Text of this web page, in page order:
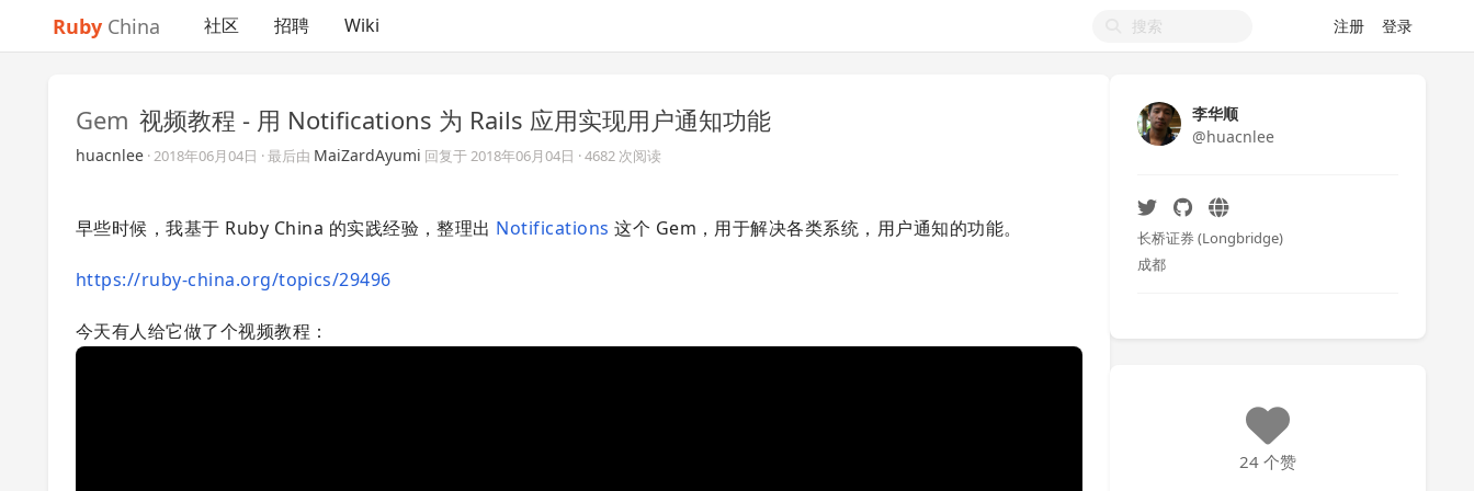
Ruby China 社区 招聘 Wiki 注册 登录
Gem 视频教程 - 用 Notifications 为 Rails 应用实现用户通知功能
huacnlee ·2018年06月04日 · 最后由 MaiZardAyumi 回复于2018年06月04日 · 4682 次阅读
早些时候，我基于 Ruby China 的实践经验，整理出 Notifications 这个 Gem，用于解决各类系统，用户通知的功能。
https://ruby-china.org/topics/29496
今天有人给它做了个视频教程：
李华顺
@huacnlee
长桥证券 (Longbridge)
成都
24 个赞